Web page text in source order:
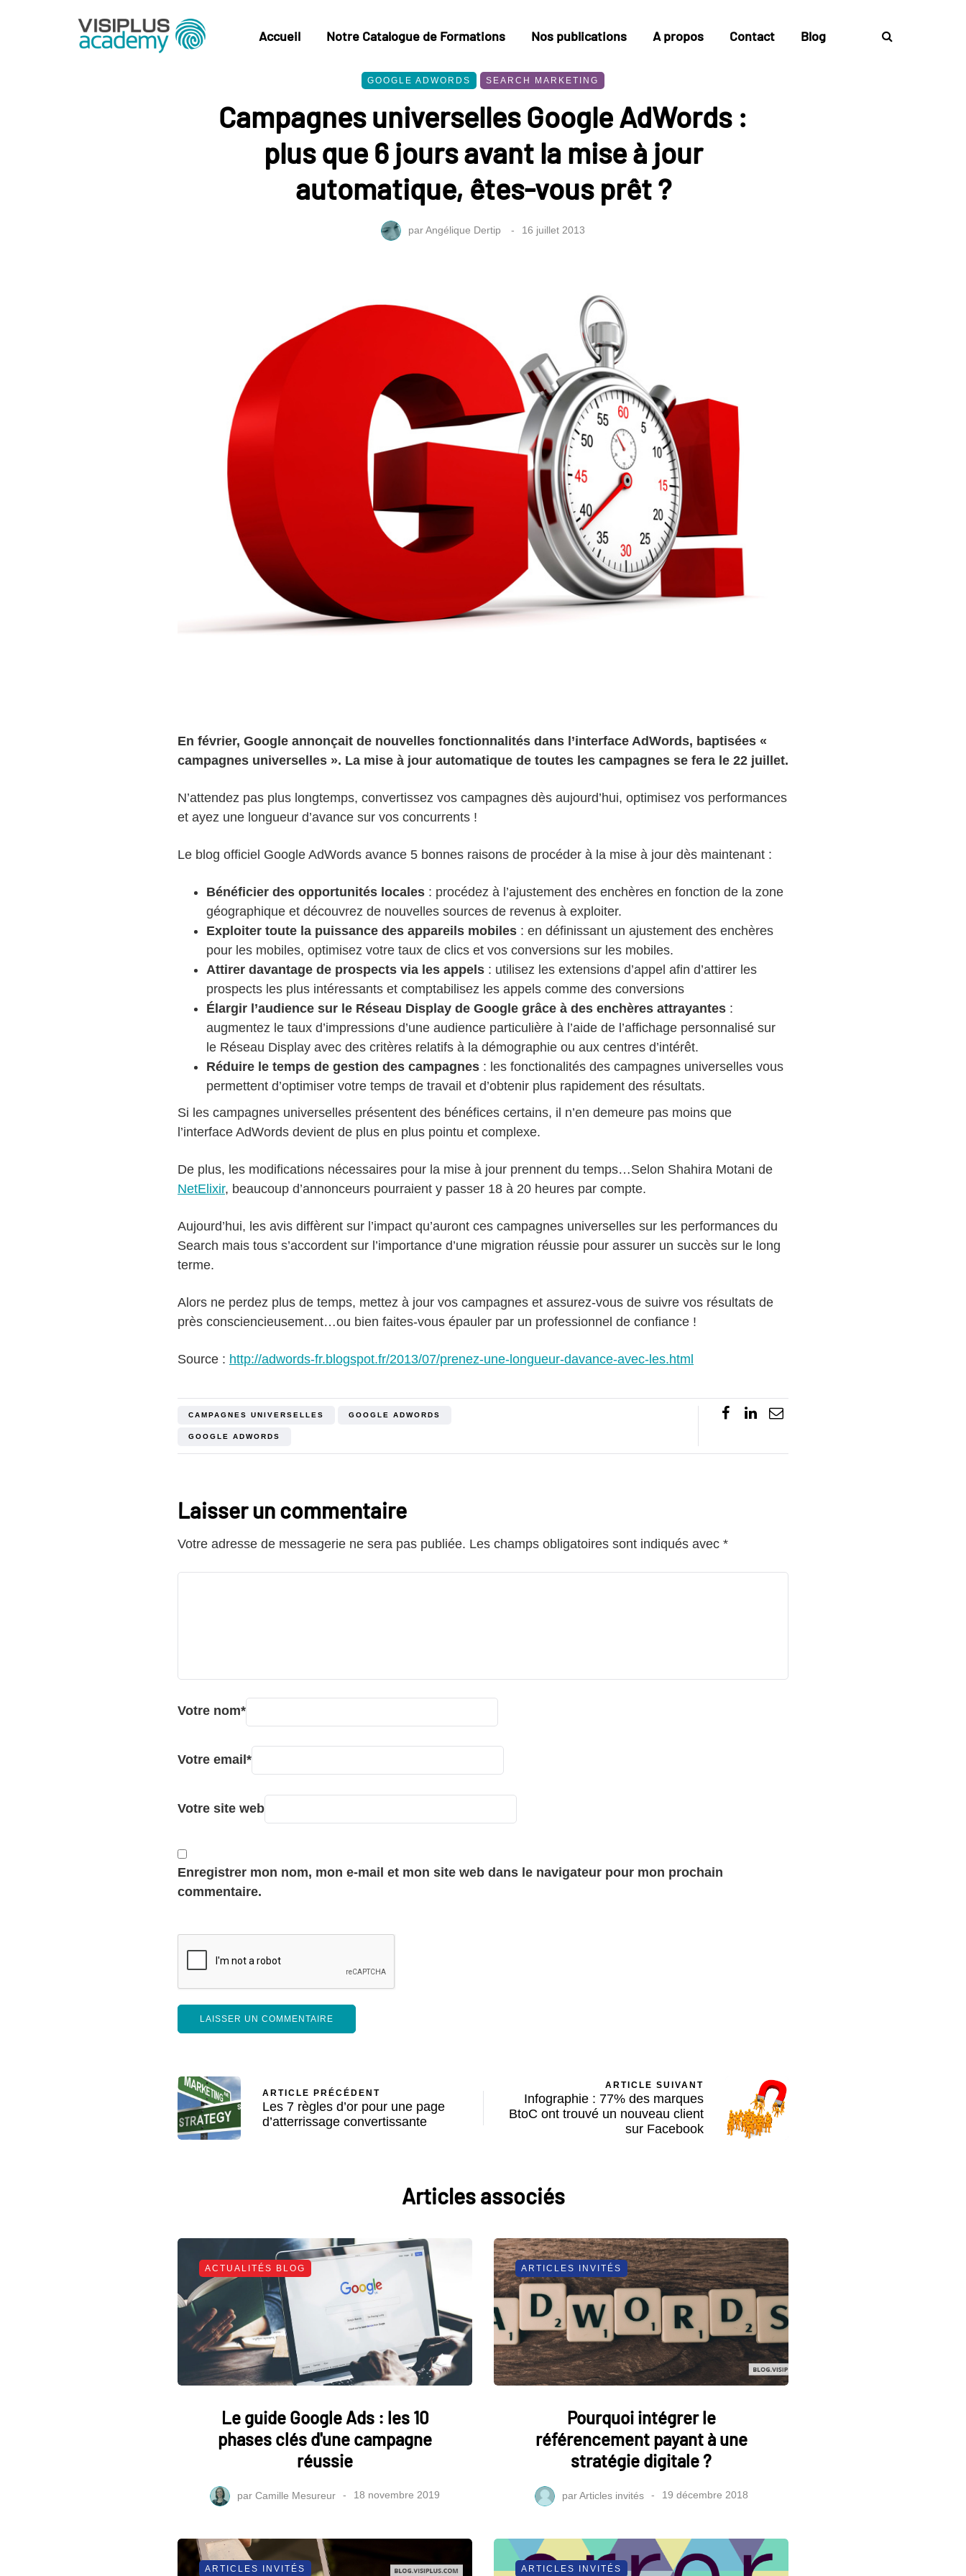
Accueil Notre Catalogue de Formations Nos publications A propos Contact Blog
GOOGLE ADWORDS SEARCH MARKETING
Campagnes universelles Google AdWords :
plus que 6 jours avant la mise à jour
automatique, êtes-vous prêt ?
parAngélique Dertip 16 juillet 2013
En février, Google annonçait de nouvelles fonctionnalités dans l’interface AdWords, baptisées «
campagnes universelles ». La mise à jour automatique de toutes les campagnes se fera le 22 juillet.
N’attendez pas plus longtemps, convertissez vos campagnes dès aujourd’hui, optimisez vos performances
et ayez une longueur d’avance sur vos concurrents !
Le blog officiel Google AdWords avance 5 bonnes raisons de procéder à la mise à jour dès maintenant :
Bénéficier des opportunités locales : procédez à l’ajustement des enchères en fonction de la zone
géographique et découvrez de nouvelles sources de revenus à exploiter.
Exploiter toute la puissance des appareils mobiles : en définissant un ajustement des enchères
pour les mobiles, optimisez votre taux de clics et vos conversions sur les mobiles.
Attirer davantage de prospects via les appels : utilisez les extensions d’appel afin d’attirer les
prospects les plus intéressants et comptabilisez les appels comme des conversions
Élargir l’audience sur le Réseau Display de Google grâce à des enchères attrayantes :
augmentez le taux d’impressions d’une audience particulière à l’aide de l’affichage personnalisé sur
le Réseau Display avec des critères relatifs à la démographie ou aux centres d’intérêt.
Réduire le temps de gestion des campagnes : les fonctionalités des campagnes universelles vous
permettent d’optimiser votre temps de travail et d’obtenir plus rapidement des résultats.
Si les campagnes universelles présentent des bénéfices certains, il n’en demeure pas moins que
l’interface AdWords devient de plus en plus pointu et complexe.
De plus, les modifications nécessaires pour la mise à jour prennent du temps…Selon Shahira Motani de
NetElixir, beaucoup d’annonceurs pourraient y passer 18 à 20 heures par compte.
Aujourd’hui, les avis diffèrent sur l’impact qu’auront ces campagnes universelles sur les performances du
Search mais tous s’accordent sur l’importance d’une migration réussie pour assurer un succès sur le long
terme.
Alors ne perdez plus de temps, mettez à jour vos campagnes et assurez-vous de suivre vos résultats de
près consciencieusement…ou bien faites-vous épauler par un professionnel de confiance !
Source : http://adwords-fr.blogspot.fr/2013/07/prenez-une-longueur-davance-avec-les.html
CAMPAGNES UNIVERSELLES GOOGLE ADWORDS
GOOGLE ADWORDS
Laisser un commentaire
Votre adresse de messagerie ne sera pas publiée. Les champs obligatoires sont indiqués avec *
Votre nom*
Votre email *
Votre site web
Enregistrer mon nom, mon e-mail et mon site web dans le navigateur pour mon prochain
commentaire.
ARTICLE PRÉCÉDENT
Les 7 règles d’or pour une page
d’atterrissage convertissante
ARTICLE SUIVANT
Infographie : 77% des marques
BtoC ont trouvé un nouveau client
sur Facebook
Articles associés
ACTUALITÉS BLOG
Le guide Google Ads : les 10
phases clés d'une campagne
réussie
par Camille Mesureur 18 novembre 2019
ARTICLES INVITÉS
Pourquoi intégrer le
référencement payant à une
stratégie digitale ?
parArticles invités 19 décembre 2018
ARTICLES INVITÉS ARTICLES INVITÉS